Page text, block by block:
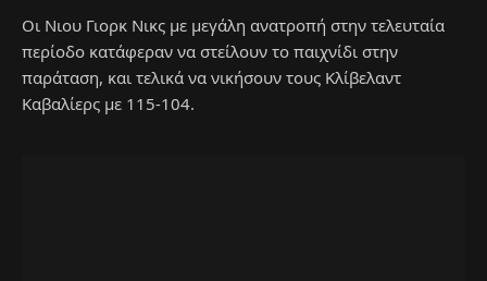
Οι Νιου Γιορκ Νικς με μεγάλη ανατροπή στην τελευταία
περίοδο κατάφεραν να στείλουν το παιχνίδι στην
παράταση, και τελικά να νικήσουν τους Κλίβελαντ
Καβαλίερς με 115-104.